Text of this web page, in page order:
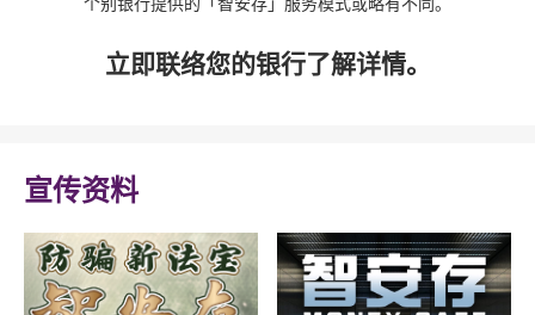
个别银行提供的「智安存」服务模式或略有不同。
立即联络您的银行了解详情。
宣传资料